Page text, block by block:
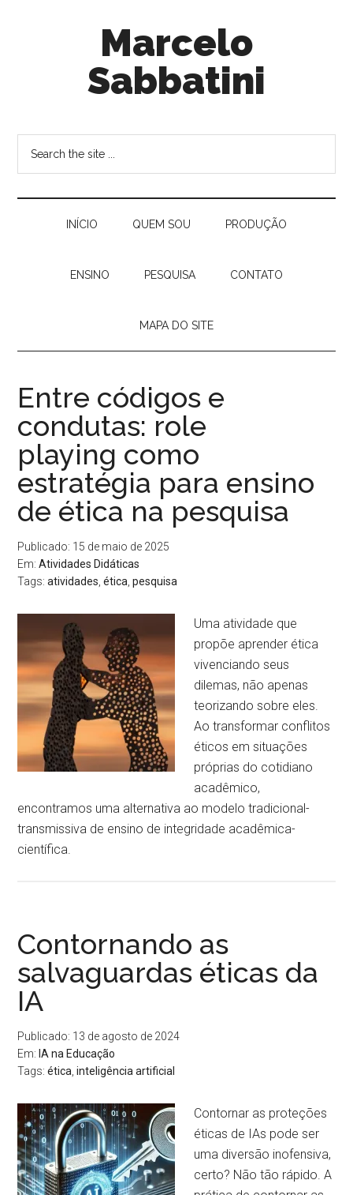
Marcelo
Sabbatini
INÍ­CIO QUEM SOU PRODUÇÃO
ENSINO PESQUISA CONTATO
MAPA DO SITE
Entre códigos e
condutas: role
playing como
estratégia para ensino
de ética na pesquisa
Publicado: 15 de maio de 2025
Em:Atividades Didáticas
Tags:atividades ,ética ,pesquisa
Uma atividade que
propõe aprender ética
vivenciando seus
dilemas, não apenas
teorizando sobre eles.
Ao transformar conflitos
éticos em situações
próprias do cotidiano
acadêmico,
encontramos uma alternativa ao modelo tradicional-
transmissiva de ensino de integridade acadêmica-
científica.
Contornando as
salvaguardas éticas da
IA
Publicado: 13 de agosto de 2024
Em: IA na Educação
Tags:ética ,inteligência artificial
Contornar as proteções
éticas de IAs pode ser
uma diversão inofensiva,
certo? Não tão rápido. A